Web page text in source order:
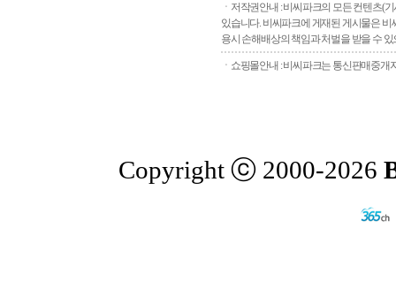
ㆍ저작권안내 : 비씨파크의 모든 컨텐츠(
있습니다. 비씨파크에 게재된 게시물은
용시 손해배상의 책임과 처벌을 받을 수
ㆍ쇼핑몰안내 : 비씨파크는 통신판매중개
Copyright ⓒ 2000-2026